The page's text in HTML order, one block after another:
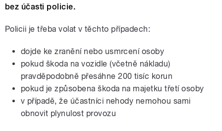
bez účasti policie.
Policii je třeba volat v těchto případech:
dojde ke zranění nebo usmrcení osoby
pokud škoda na vozidle (včetně nákladu)
pravděpodobně přesáhne 200 tisíc korun
pokud je způsobena škoda na majetku třetí osoby
v případě, že účastníci nehody nemohou sami
obnovit plynulost provozu